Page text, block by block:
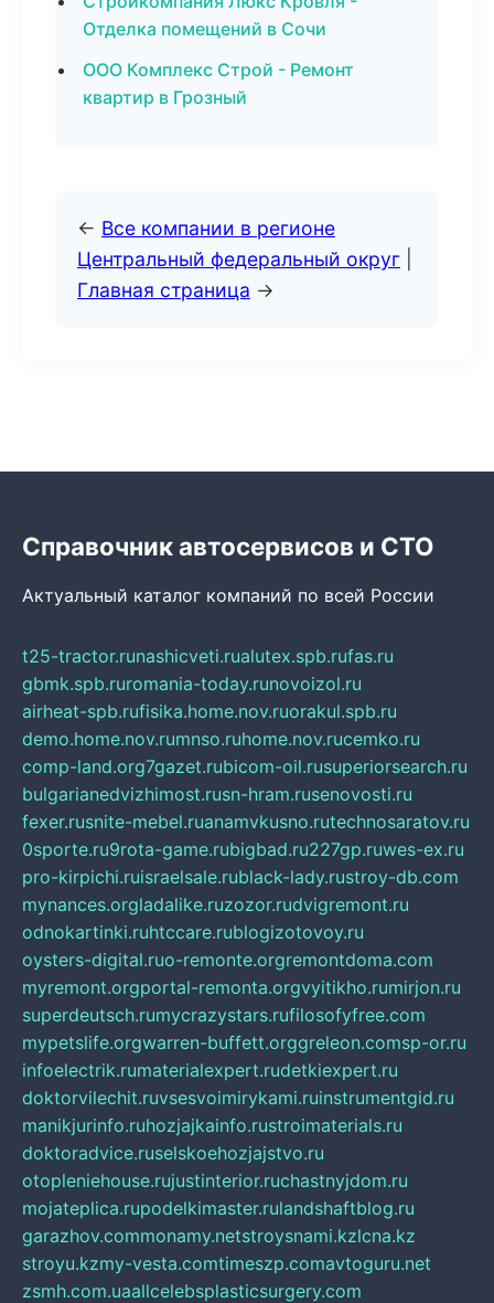
Отделка помещений в Сочи
ООО Комплекс Строй - Ремонт
квартир в Грозный
← Все компании в регионе
Центральный федеральный округ
Главная страница →
Справочник автосервисов и СТО
Актуальный каталог компаний по всей России
t25-tractor.runashicveti.rualutex.spb.rufas.ru
gbmk.spb.ruromania-today.runovoizol.ru
airheat-spb.rufisika.home.nov.ruorakul.spb.ru
demo.home.nov.rumnso.ruhome.nov.rucemko.ru
comp-land.org7gazet.rubicom-oil.rusuperiorsearch.ru
bulgarianedvizhimost.rusn-hram.rusenovosti.ru
fexer.rusnite-mebel.ruanamvkusno.rutechnosaratov.ru
0sporte.ru9rota-game.rubigbad.ru227gp.ruwes-ex.ru
pro-kirpichi.ruisraelsale.rublack-lady.rustroy-db.com
mynances.orgladalike.ruzozor.rudvigremont.ru
odnokartinki.ruhtccare.rublogizotovoy.ru
oysters-digital.ruo-remonte.orgremontdoma.com
myremont.orgportal-remonta.orgvyitikho.rumirjon.ru
superdeutsch.rumycrazystars.rufilosofyfree.com
mypetslife.orgwarren-buffett.orggreleon.comsp-or.ru
infoelectrik.rumaterialexpert.rudetkiexpert.ru
doktorvilechit.ruvsesvoimirykami.ruinstrumentgid.ru
manikjurinfo.ruhozjajkainfo.rustroimaterials.ru
doktoradvice.ruselskoehozjajstvo.ru
otopleniehouse.rujustinterior.ruchastnyjdom.ru
mojateplica.rupodelkimaster.rulandshaftblog.ru
garazhov.commonamy.netstroysnami.kzlcna.kz
stroyu.kzmy-vesta.comtimeszp.comavtoguru.net
zsmh.com.uaallcelebsplasticsurgery.com